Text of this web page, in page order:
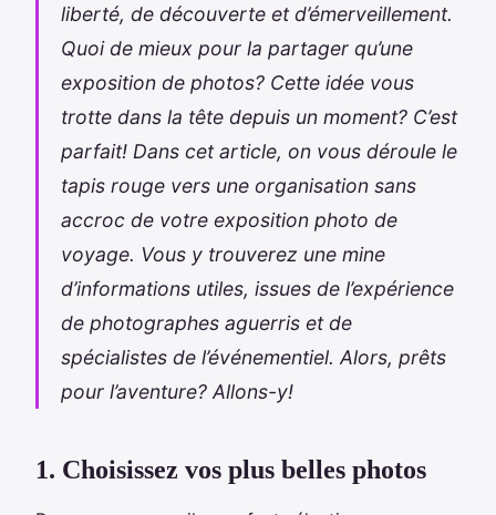
liberté, de découverte et d’émerveillement.
Quoi de mieux pour la partager qu’une
exposition de photos? Cette idée vous
trotte dans la tête depuis un moment? C’est
parfait! Dans cet article, on vous déroule le
tapis rouge vers une organisation sans
accroc de votre exposition photo de
voyage. Vous y trouverez une mine
d’informations utiles, issues de l’expérience
de photographes aguerris et de
spécialistes de l’événementiel. Alors, prêts
pour l’aventure? Allons-y!
1. Choisissez vos plus belles photos